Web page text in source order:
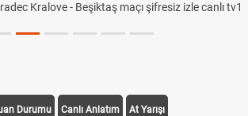
- Beşiktaş maçı şifresiz izle canlı tv100 linki
Durumu Canlı Anlatım At Yarışı